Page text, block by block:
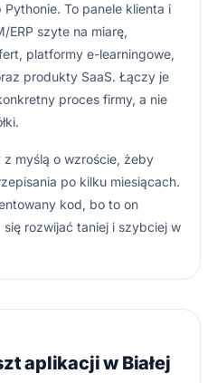
To panele klienta i
ERP szyte na miarę,
platformy e-learningowe,
produkty SaaS. Łączy je
proces firmy, a nie
myślą o wzroście, żeby
po kilku miesiącach.
kod, bo to on
rozwijać taniej i szybciej w
aplikacji w Białej